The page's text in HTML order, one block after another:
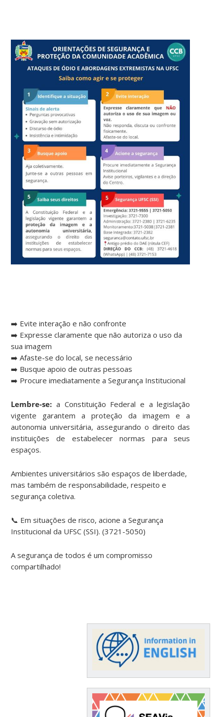
➡️ Evite interação e não confronte
➡️ Expresse claramente que não autoriza o uso da
sua imagem
➡️ Afaste-se do local, se necessário
➡️ Busque apoio de outras pessoas
➡️ Procure imediatamente a Segurança Institucional
Lembre-se: a Constituição Federal e a legislação
vigente garantem a proteção da imagem e a
autonomia universitária, assegurando o direito das
instituições de estabelecer normas para seus
espaços.
Ambientes universitários são espaços de liberdade,
mas também de responsabilidade, respeito e
segurança coletiva.
📞 Em situações de risco, acione a Segurança
Institucional da UFSC (SSI). (3721-5050)
A segurança de todos é um compromisso
compartilhado!